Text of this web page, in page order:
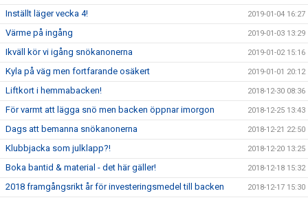
Inställt läger vecka 4! 2019-01-04 16:27
Värme på ingång 2019-01-03 13:29
Ikväll kör vi igång snökanonerna 2019-01-02 15:16
Kyla på väg men fortfarande osäkert 2019-01-01 20:12
Liftkort i hemmabacken! 2018-12-30 08:36
För varmt att lägga snö men backen öppnar imorgon 2018-12-25 13:43
Dags att bemanna snökanonerna 2018-12-21 22:50
Klubbjacka som julklapp?! 2018-12-20 13:25
Boka bantid & material - det här gäller! 2018-12-18 15:32
2018 framgångsrikt år för investeringsmedel till backen 2018-12-17 15:30